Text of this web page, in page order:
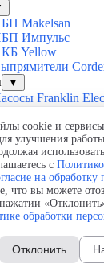
Makelsan
Импульс
Yellow
▼
Franklin
Linas
Pedrollo
Waterstry
ЭМИС
КТМ
FLEXIM
Endress-Hauser
cookie и
улучшения
с
на
что вы можете
обработки
Отклонить